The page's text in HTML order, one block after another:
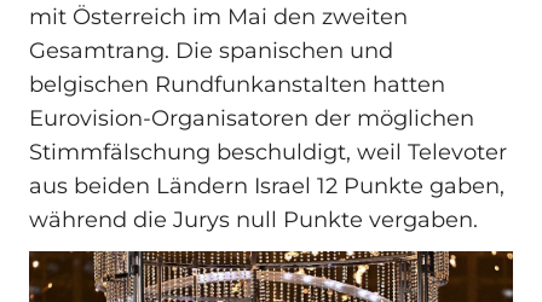
mit Österreich im Mai den zweiten
Gesamtrang. Die spanischen und
belgischen Rundfunkanstalten hatten
Eurovision-Organisatoren der möglichen
Stimmfälschung beschuldigt, weil Televoter
aus beiden Ländern Israel 12 Punkte gaben,
während die Jurys null Punkte vergaben.